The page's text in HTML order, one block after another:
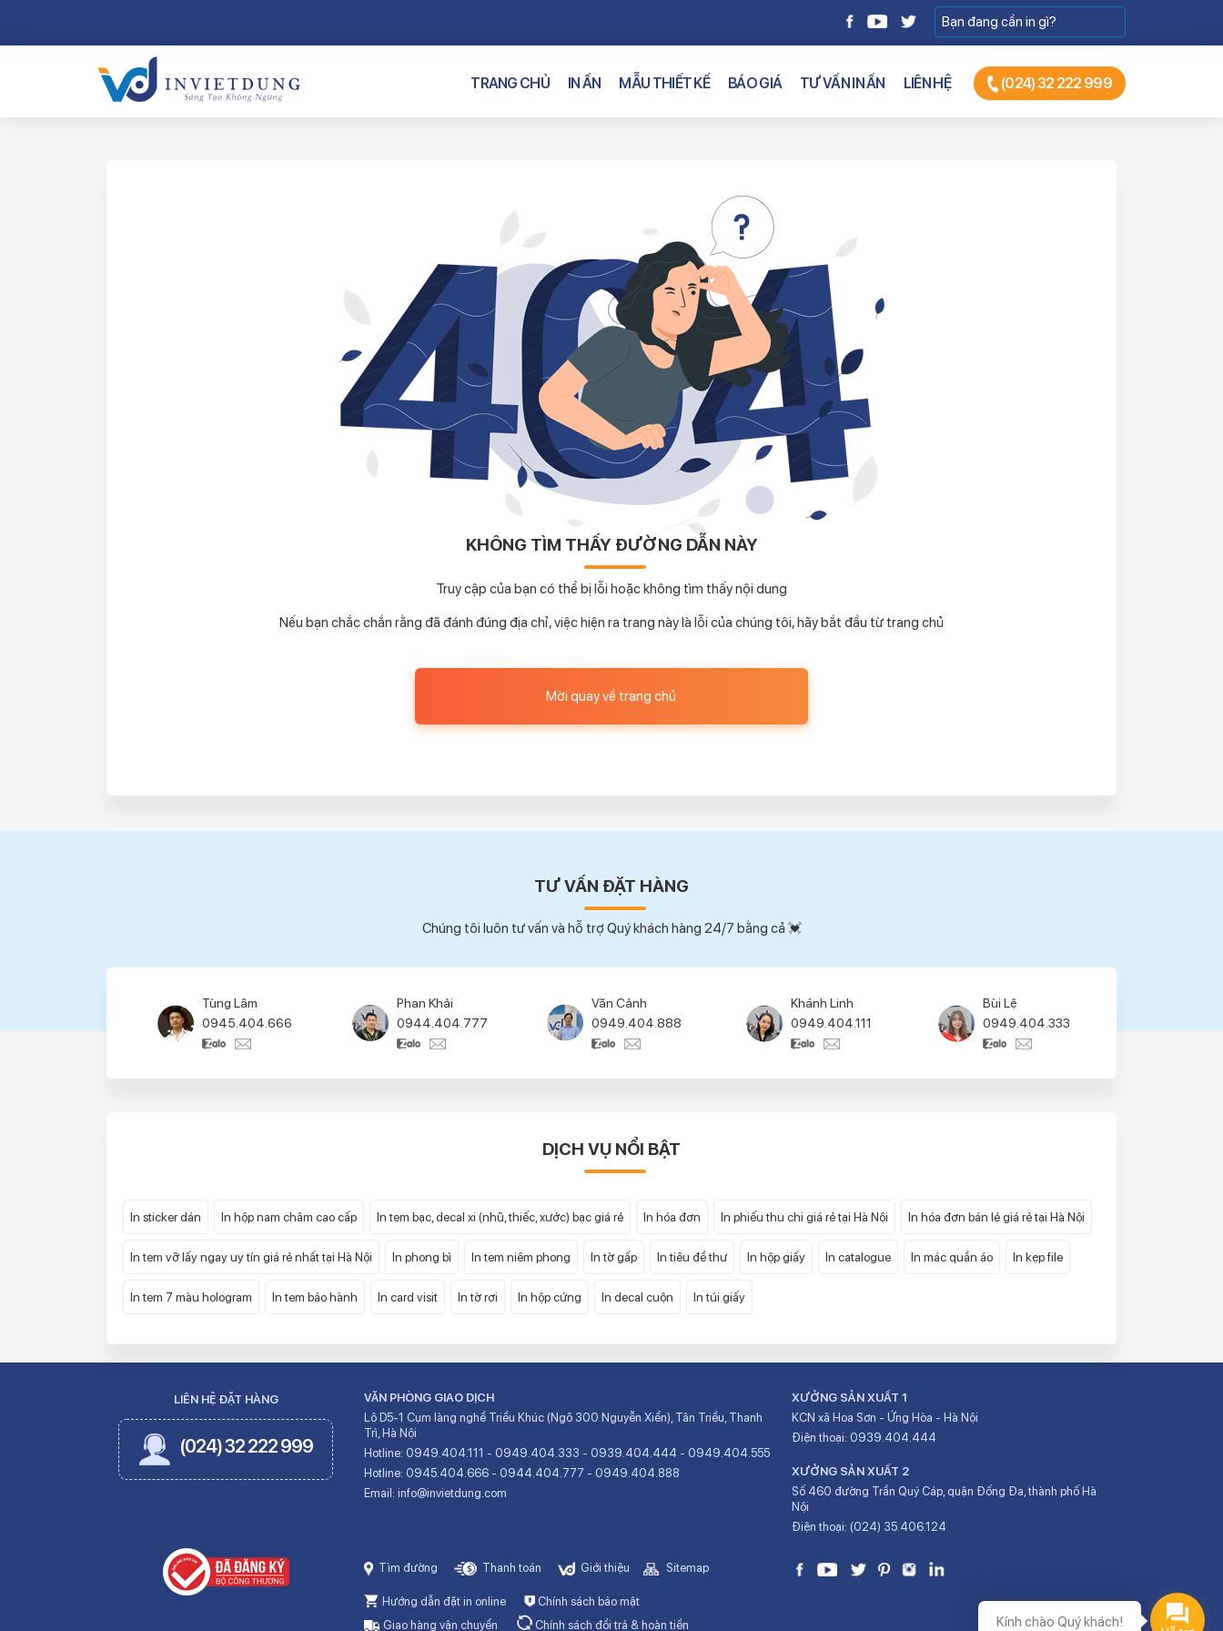
TRANG CHỦ IN ẤN MẪU THIẾT KẾ BÁO GIÁ TƯ VẤN IN ẤN LIÊN HỆ (024) 32 222 999
KHÔNG TÌM THẤY ĐƯỜNG DẪN NÀY
Truy cập của bạn có thể bị lỗi hoặc không tìm thấy nội dung
Nếu bạn chắc chắn rằng đã đánh đúng địa chỉ, việc hiện ra trang này là lỗi của chúng tôi, hãy bắt đầu từ trang chủ
Mời quay về trang chủ
TƯ VẤN ĐẶT HÀNG
Chúng tôi luôn tư vấn và hỗ trợ Quý khách hàng 24/7 bằng cả 💓
Tùng Lâm
0945.404.666
Phan Khải
0944.404.777
Văn Cảnh
0949.404.888
Khánh Linh
0949.404.111
Bùi Lệ
0949.404.333
DỊCH VỤ NỔI BẬT
In sticker dán In hộp nam châm cao cấp In tem bạc, decal xi (nhũ, thiếc, xước) bạc giá rẻ In hóa đơn In phiếu thu chi giá rẻ tại Hà Nội In hóa đơn bán lẻ giá rẻ tại Hà Nội
In tem vỡ lấy ngay uy tín giá rẻ nhất tại Hà Nội In phong bì In tem niêm phong In tờ gấp In tiêu đề thư In hộp giấy In catalogue In mác quần áo In kẹp file
In tem 7 màu hologram In tem bảo hành In card visit In tờ rơi In hộp cứng In decal cuộn In túi giấy
LIÊN HỆ ĐẶT HÀNG
(024) 32 222 999
VĂN PHÒNG GIAO DỊCH
Lô D5-1 Cụm làng nghề Triều Khúc (Ngõ 300 Nguyễn Xiển), Tân Triều, Thanh
Trì, Hà Nội
Hotline: 0949.404.111 - 0949.404.333 - 0939.404.444 - 0949.404.555
Hotline: 0945.404.666- 0944.404.777 - 0949.404.888
Email: info@invietdung.com
XƯỞNG SẢN XUẤT 1
KCN xã Hoa Sơn - Ứng Hòa - Hà Nội
Điện thoại: 0939.404.444
XƯỞNG SẢN XUẤT 2
Số 460 đường Trần Quý Cáp, quận Đống Đa, thành phố Hà
Nội
Điện thoại: (024) 35.406.124
Tìm đường Thanh toán Giới thiệu Sitemap
Hướng dẫn đặt in online
Chính sách bảo mật
Giao hàng vận chuyển
Chính sách đổi trả & hoàn tiền Kính chào Quý khách!